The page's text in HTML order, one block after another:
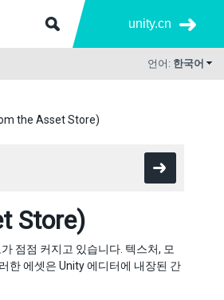
unity.cn
언어: 한국어
the Asset Store)
Store)
점점 커지고 있습니다. 텍스처, 모
한 에셋은 Unity 에디터에 내장된 간